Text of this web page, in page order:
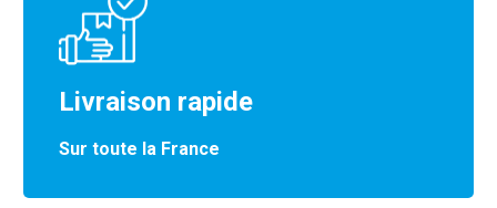
Livraison rapide
Sur toute la France